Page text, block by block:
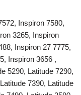
Inspiron 7580,
3265, Inspiron
Inspiron 27 7775,
Inspiron 3656 ,
5290, Latitude 7290,
7390, Latitude